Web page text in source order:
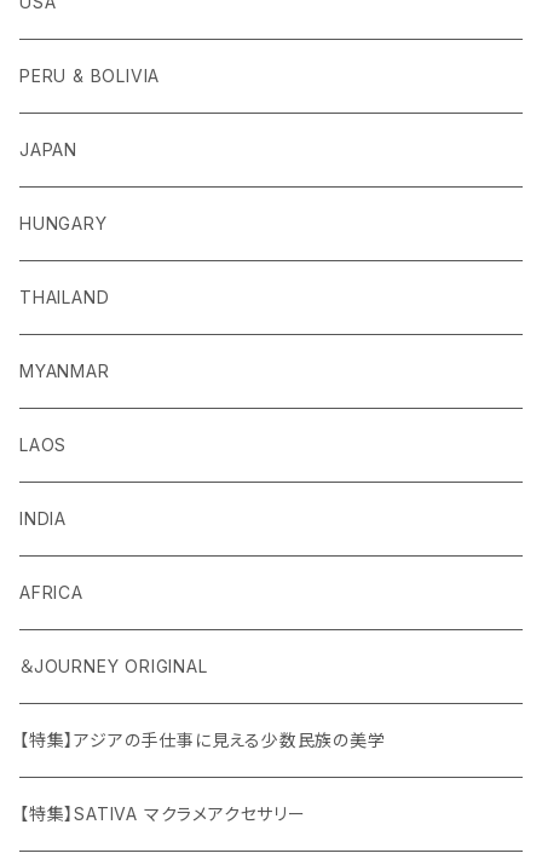
PERU & BOLIVIA
JAPAN
HUNGARY
THAILAND
MYANMAR
LAOS
INDIA
AFRICA
＆JOURNEY ORIGINAL
【特集】アジアの手仕事に見える少数民族の美学
【特集】SATIVA マクラメアクセサリー